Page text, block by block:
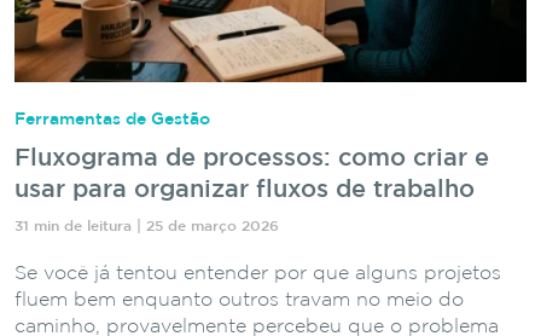
Ferramentas de Gestão
Fluxograma de processos: como criar e
usar para organizar fluxos de trabalho
31 min de leitura | 25 de março 2026
Se você já tentou entender por que alguns projetos
fluem bem enquanto outros travam no meio do
caminho, provavelmente percebeu que o problema